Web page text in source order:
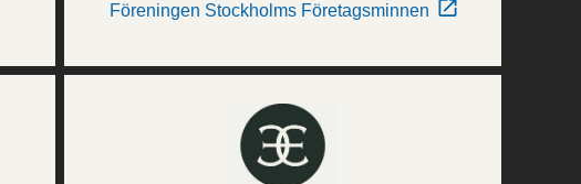
Föreningen Stockholms Företagsminnen